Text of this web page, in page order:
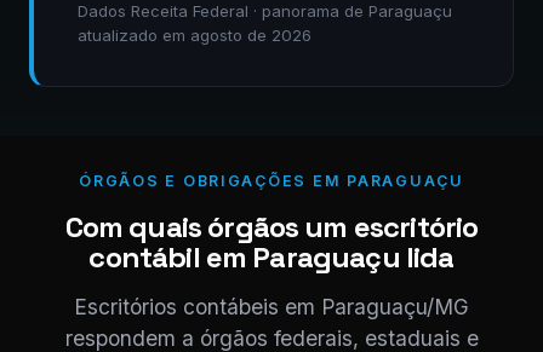
Dados Receita Federal · panorama de Paraguaçu
atualizado em agosto de 2026
ÓRGÃOS E OBRIGAÇÕES EM PARAGUAÇU
Com quais órgãos um escritório
contábil em Paraguaçu lida
Escritórios contábeis em Paraguaçu/MG
respondem a órgãos federais, estaduais e